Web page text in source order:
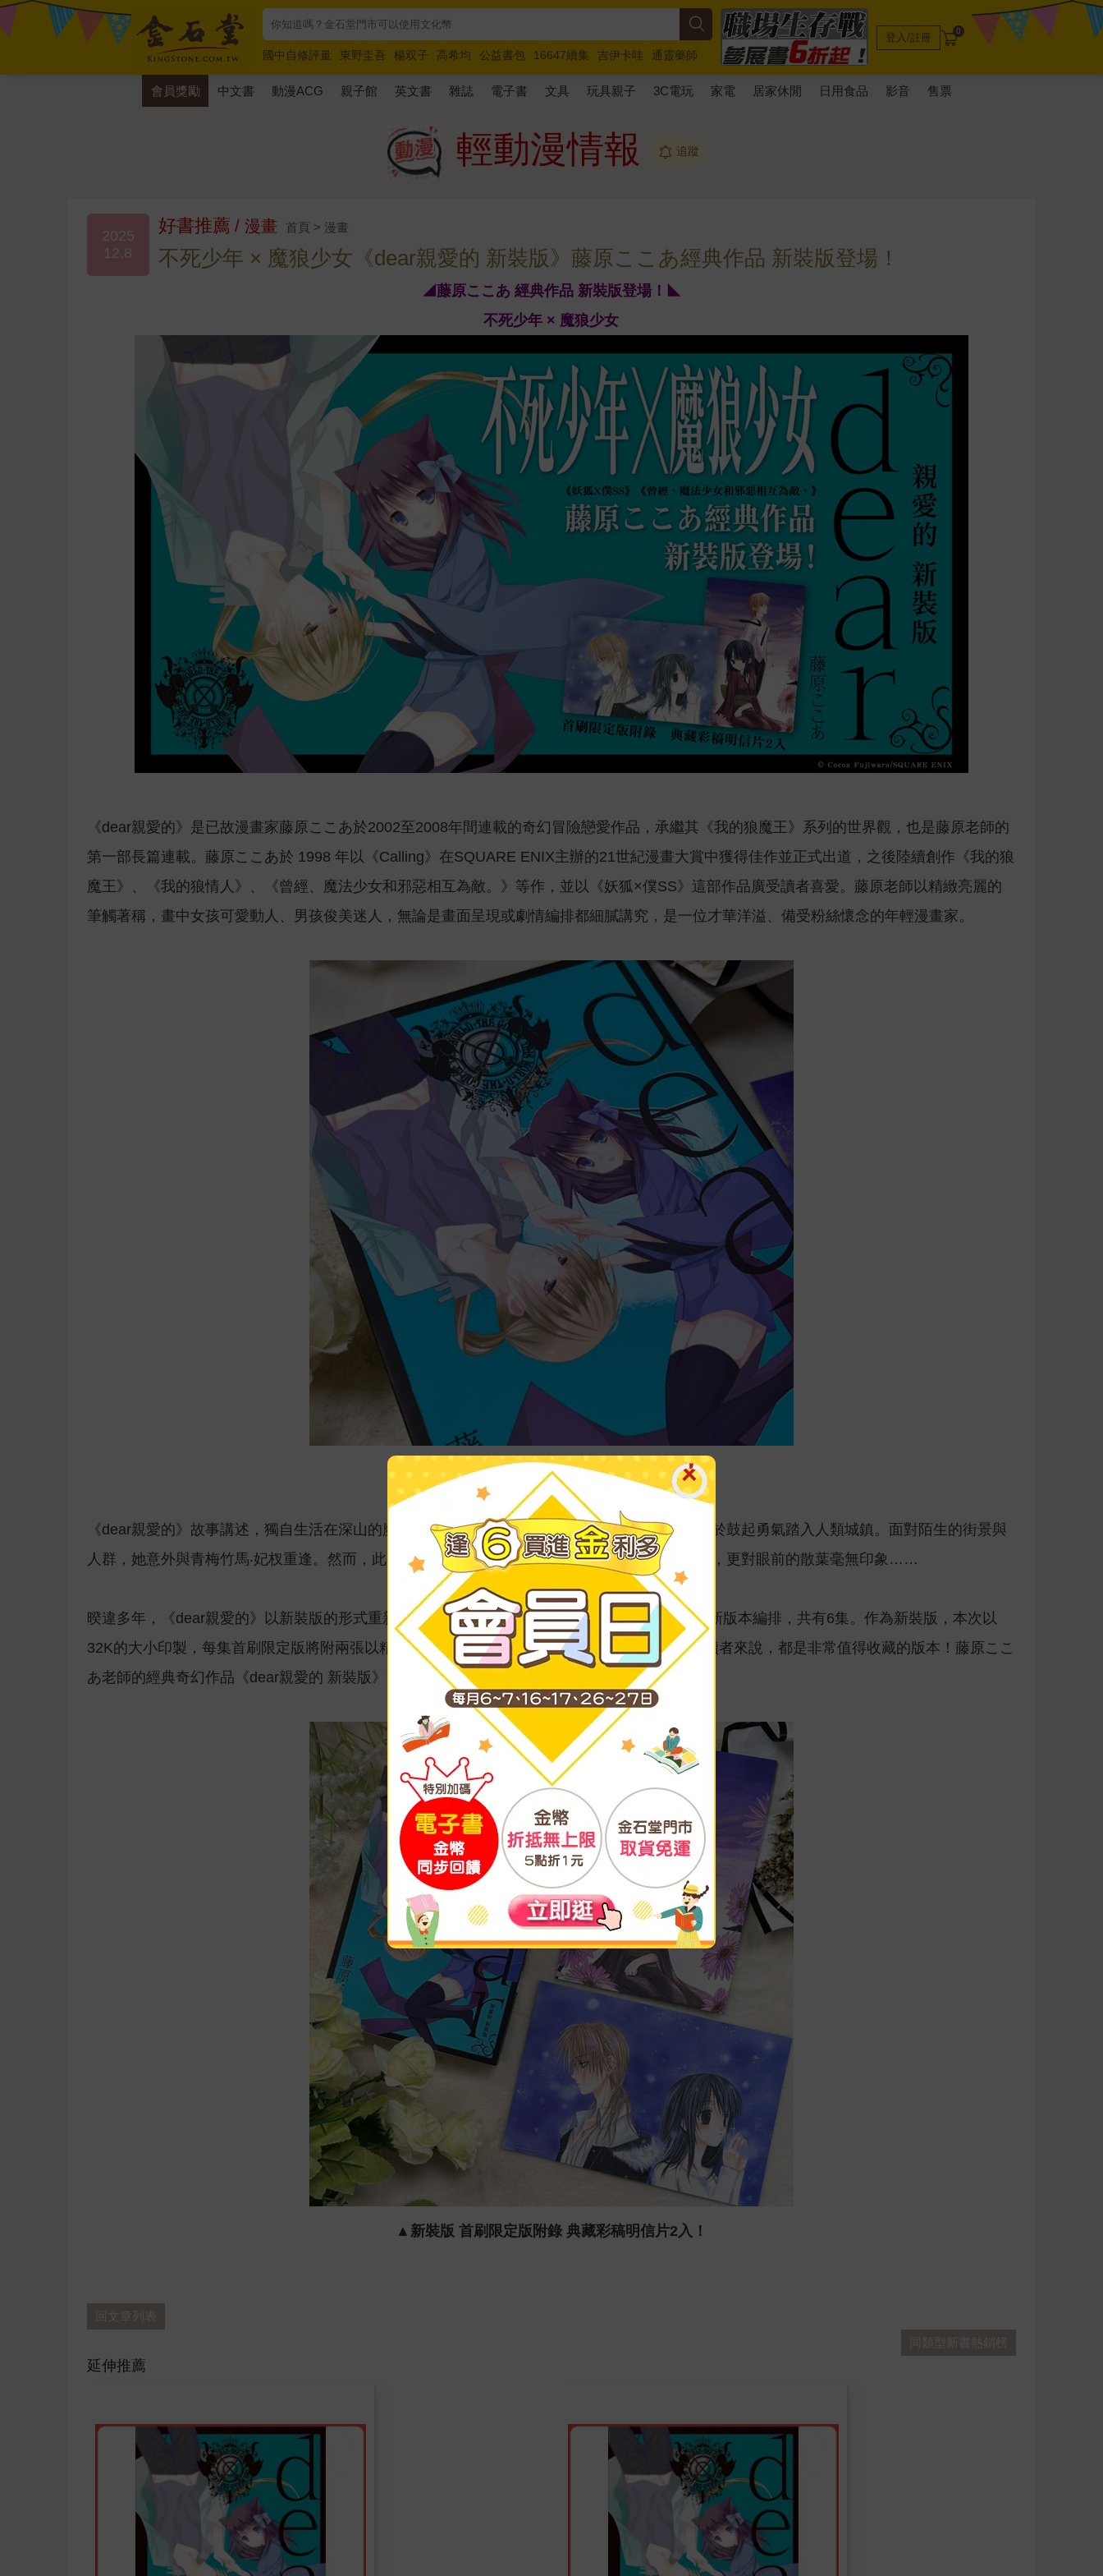
國中自修評量 東野圭吾 楊双子 高希均 公益書包 16647續集 吉伊卡哇
通靈藥師
唯紅花綻放
奧德賽 路邊攤新作 馬斯克 玩具總動員5 超慢跑
登入/註冊 0
會員獎勵 中文書 動漫ACG 親子館 英文書 雜誌 電子書 文具 玩具親子 3C電玩 家電 居家休閒 日用食品 影音 售票
輕動漫情報 追蹤
2025
12.8
好書推薦 / 漫畫 首頁 > 漫畫
不死少年 × 魔狼少女《dear親愛的 新裝版》藤原ここあ經典作品 新裝版登場！
◢藤原ここあ 經典作品 新裝版登場！◣
不死少年 × 魔狼少女
《dear親愛的》是已故漫畫家藤原ここあ於2002至2008年間連載的奇幻冒險戀愛作品，承繼其《我的狼魔王》系列的世界觀，也是藤原老師的
第一部長篇連載。藤原ここあ於 1998 年以《Calling》在SQUARE ENIX主辦的21世紀漫畫大賞中獲得佳作並正式出道，之後陸續創作《我的狼
魔王》、《我的狼情人》、《曾經、魔法少女和邪惡相互為敵。》等作，並以《妖狐×僕SS》這部作品廣受讀者喜愛。藤原老師以精緻亮麗的
筆觸著稱，畫中女孩可愛動人、男孩俊美迷人，無論是畫面呈現或劇情編排都細膩講究，是一位才華洋溢、備受粉絲懷念的年輕漫畫家。
▲新裝版登場！
《dear親愛的》故事講述，獨自生活在深山的魔狼少女‧散葉，因嚮往與人類共同生活的世界，終於鼓起勇氣踏入人類城鎮。面對陌生的街景與
人群，她意外與青梅竹馬‧妃杈重逢。然而，此時的妃杈已成為專門討伐魔物的「討伐隊」副隊長，更對眼前的散葉毫無印象……
暌違多年，《dear親愛的》以新裝版的形式重新推出，內容依照SQUARE ENIX於2011年發行的新版本編排，共有6集。作為新裝版，本次以
32K的大小印製，每集首刷限定版將附兩張以精美彩圖製作的明信片，對於新接觸或是想回味的讀者來說，都是非常值得收藏的版本！藤原ここ
あ老師的經典奇幻作品《dear親愛的 新裝版》第1集已於12/1上市，推薦給熱愛收藏經典的你！
▲新裝版 首刷限定版附錄 典藏彩稿明信片2入！
回文章列表
同類型新書熱銷榜
延伸推薦